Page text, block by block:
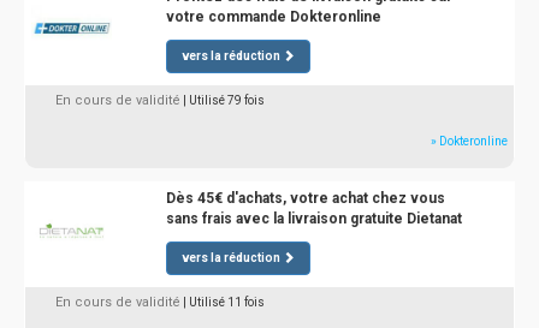
votre commande Dokteronline
vers la réduction
En cours de validité | Utilisé 79 fois
» Dokteronline
Dès 45€ d'achats, votre achat chez vous
sans frais avec la livraison gratuite Dietanat
vers la réduction
En cours de validité | Utilisé 11 fois